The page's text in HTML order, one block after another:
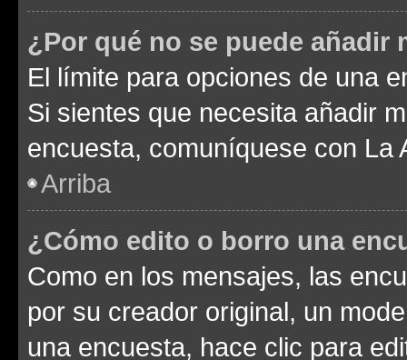
¿Por qué no se puede añadir
El límite para opciones de una
Si sientes que necesita añadir
encuesta, comuníquese con La
Arriba
¿Cómo edito o borro una
Como en los mensajes, las
por su creador original, un
una encuesta, hace clic para